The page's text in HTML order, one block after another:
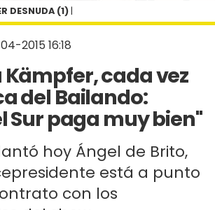
2015 16:18
cada vez
del Bailando:
Sur paga muy bien"
hoy Ángel de Brito,
está a punto
con los
DESNUDA (1) |